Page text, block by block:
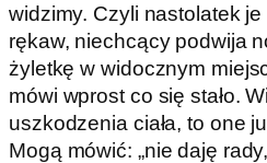
widzimy. Czyli nastolatek je
rękaw, niechcący podwija
żyletkę w widocznym
mówi wprost co się stało.
uszkodzenia ciała, to one
Mogą mówić: „nie daję